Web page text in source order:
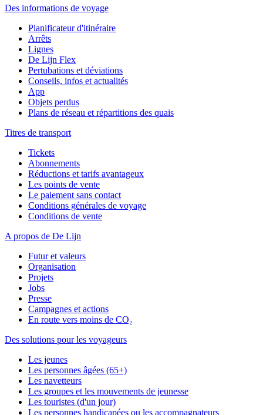
Des informations de voyage
Planificateur d'itinéraire
Arrêts
Lignes
De Lijn Flex
Pertubations et déviations
Conseils, infos et actualités
App
Objets perdus
Plans de réseau et répartitions des quais
Titres de transport
Tickets
Abonnements
Réductions et tarifs avantageux
Les points de vente
Le paiement sans contact
Conditions générales de voyage
Conditions de vente
A propos de De Lijn
Futur et valeurs
Organisation
Projets
Jobs
Presse
Campagnes et actions
En route vers moins de CO₂
Des solutions pour les voyageurs
Les jeunes
Les personnes âgées (65+)
Les navetteurs
Les groupes et les mouvements de jeunesse
Les touristes (d'un jour)
Les personnes handicapées ou les accompagnateurs